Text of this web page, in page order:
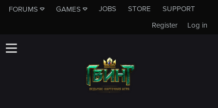
FORUMS GAMES JOBS STORE
SUPPORT
Log in
Register